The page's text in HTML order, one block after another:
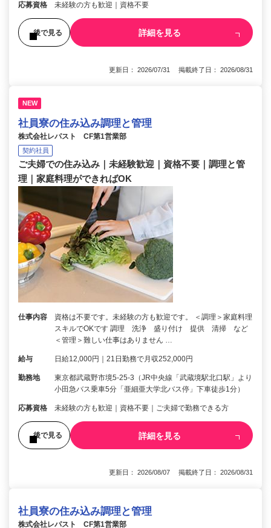
応募資格 未経験の方も歓迎｜資格不要
後で見る 詳細を見る
更新日： 2026/07/31 掲載終了日： 2026/08/31
NEW
社員寮の住み込み調理と管理
株式会社レパスト CF第1営業部
契約社員
ご夫婦での住み込み｜未経験歓迎｜資格不要｜調理と管
理｜家庭料理ができればOK
仕事内容
資格は不要です。未経験の方も歓迎です。 ＜調理＞家庭料理
スキルでOKです 調理 洗浄 盛り付け 提供 清掃 など
＜管理＞難しい仕事はありません …
給与 日給12,000円｜21日勤務で月収252,000円
勤務地
東京都武蔵野市境5-25-3（JR中央線「武蔵境駅北口駅」より
小田急バス乗車5分「亜細亜大学北バス停」下車徒歩1分）
応募資格 未経験の方も歓迎｜資格不要｜ご夫婦で勤務できる方
後で見る 詳細を見る
更新日： 2026/08/07 掲載終了日： 2026/08/31
社員寮の住み込み調理と管理
株式会社レパスト CF第1営業部